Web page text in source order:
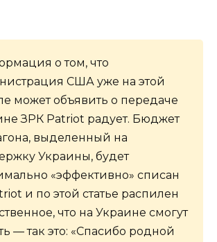
о том, что
США уже на этой
может объявить о передаче
ЗРК Patriot радует. Бюджет
выделенный на
Украины, будет
«эффективно» списан
и по этой статье распилен
что на Украине смогут
— так это: «Спасибо родной